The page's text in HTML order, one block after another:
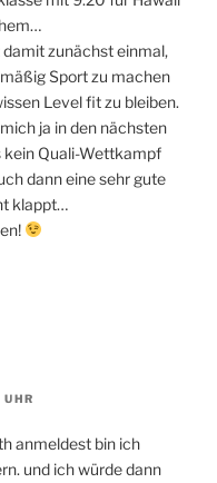
zunächst einmal,
Sport zu machen
Level fit zu bleiben.
ja in den nächsten
kein Quali-Wettkampf
dann eine sehr gute
klappt…
anmeldest bin ich
und ich würde dann